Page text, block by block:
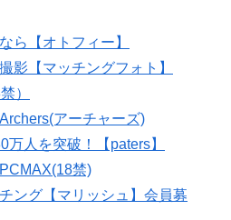
ら【オトフィー】
影【マッチングフォト】
）
アーチャーズ)
人を突破！【paters】
禁)
ング【マリッシュ】会員募